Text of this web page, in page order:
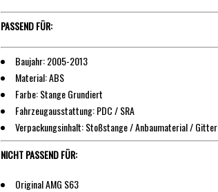
PASSEND FÜR:
Baujahr: 2005-2013
Material: ABS
Farbe: Stange Grundiert
Fahrzeugausstattung: PDC / SRA
Verpackungsinhalt: Stoßstange / Anbaumaterial / Gitter
NICHT PASSEND FÜR:
Original AMG S63